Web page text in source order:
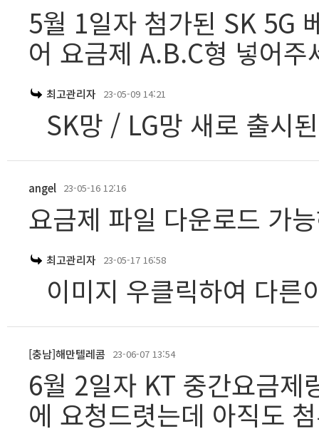
5월 1일자 첨가된 SK 5G
어 요금제 A.B.C형 넣어
최고관리자 23-05-09 14:21
SK망 / LG망 새로 출시
angel 23-05-16 12:16
요금제 파일 다운로드 가
최고관리자 23-05-17 16:58
이미지 우클릭하여 다른
[충남]해만텔레콤 23-06-07 13:54
6월 2일자 KT 중간요금제
에 요청드렷는데 아직도